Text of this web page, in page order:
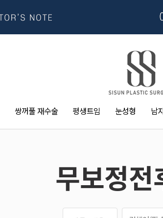
쌍꺼풀 재수술 평생트임 눈성형 남
무보정전